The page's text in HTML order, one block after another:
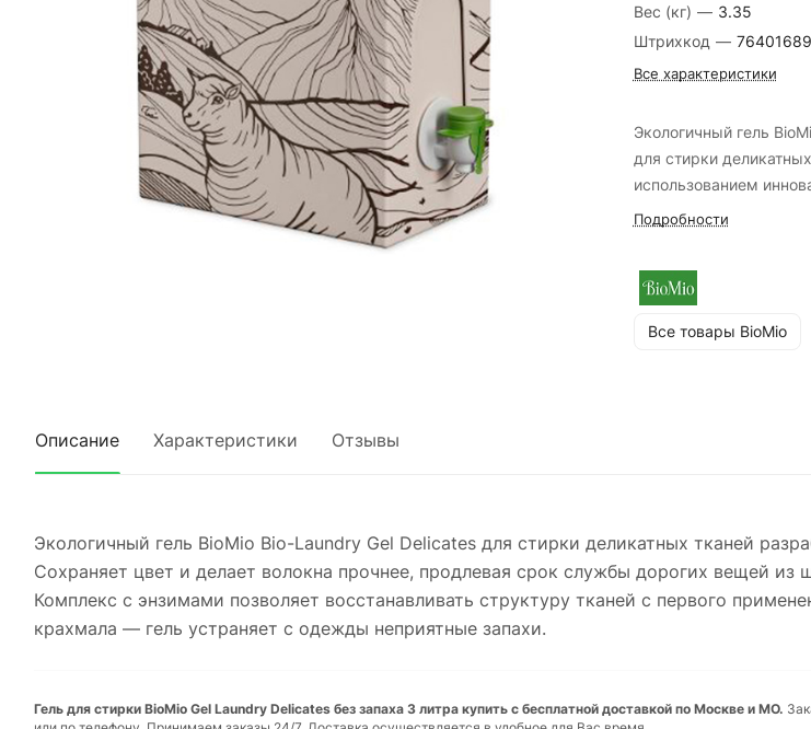
Вес (кг) — 3.35
Штрихкод —
Все характеристики
Экологичный гель
для стирки
использованием
Подробности
Все товары BioMio
Описание Характеристики Отзывы
Экологичный гель BioMio Bio-Laundry Gel Delicates для стирки деликатных тканей
Сохраняет цвет и делает волокна прочнее, продлевая срок службы дорогих вещей
Комплекс c энзимами позволяет восстанавливать структуру тканей с первого
крахмала — гель устраняет с одежды неприятные запахи.
Гель для стирки BioMio Gel Laundry Delicates без запаха 3 литра купить с бесплатной доставкой по Москве и МО.